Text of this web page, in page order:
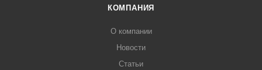
КОМПАНИЯ
О компании
Новости
Статьи